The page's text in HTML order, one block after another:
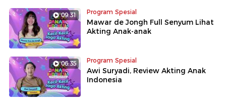
09:31 Program Spesial
Mawar de Jongh Full Senyum Lihat
Akting Anak-anak
06:35 Program Spesial
Awi Suryadi, Review Akting Anak
Indonesia